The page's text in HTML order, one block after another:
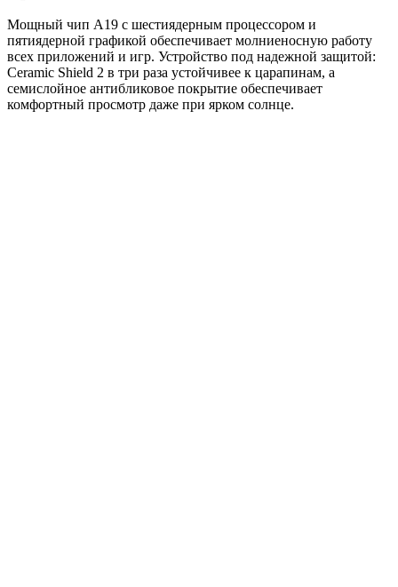
Мощный чип A19 с шестиядерным процессором и
пятиядерной графикой обеспечивает молниеносную работу
всех приложений и игр. Устройство под надежной защитой:
Ceramic Shield 2 в три раза устойчивее к царапинам, а
семислойное антибликовое покрытие обеспечивает
комфортный просмотр даже при ярком солнце.